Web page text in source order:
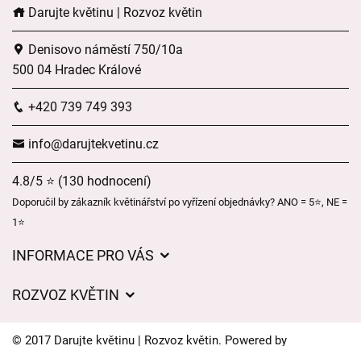
Darujte květinu | Rozvoz květin
Denisovo náměstí 750/10a
500 04 Hradec Králové
+420 739 749 393
info@darujtekvetinu.cz
4.8/5 ⭐ (130 hodnocení)
Doporučil by zákazník květinářství po vyřízení objednávky? ANO = 5⭐, NE =
1⭐
INFORMACE PRO VÁS
Často kladené dotazy
ROZVOZ KVĚTIN
© 2017 Darujte květinu | Rozvoz květin. Powered by